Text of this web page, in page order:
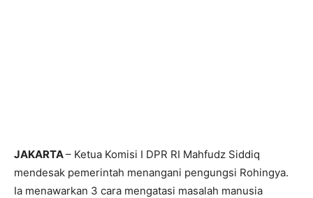
JAKARTA– Ketua Komisi I DPR RI Mahfudz Siddiq
mendesak pemerintah menangani pengungsi Rohingya.
Ia menawarkan 3 cara mengatasi masalah manusia